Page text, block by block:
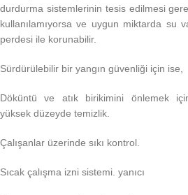
durdurma sistemlerinin tesis edilmesi
kullanılamıyorsa ve uygun miktarda su
perdesi ile korunabilir.
Sürdürülebilir bir yangın güvenliği için ise,
Döküntü ve atık birikimini önlemek
yüksek düzeyde temizlik.
Çalışanlar üzerinde sıkı kontrol.
Sıcak çalışma izni sistemi. yanıcı